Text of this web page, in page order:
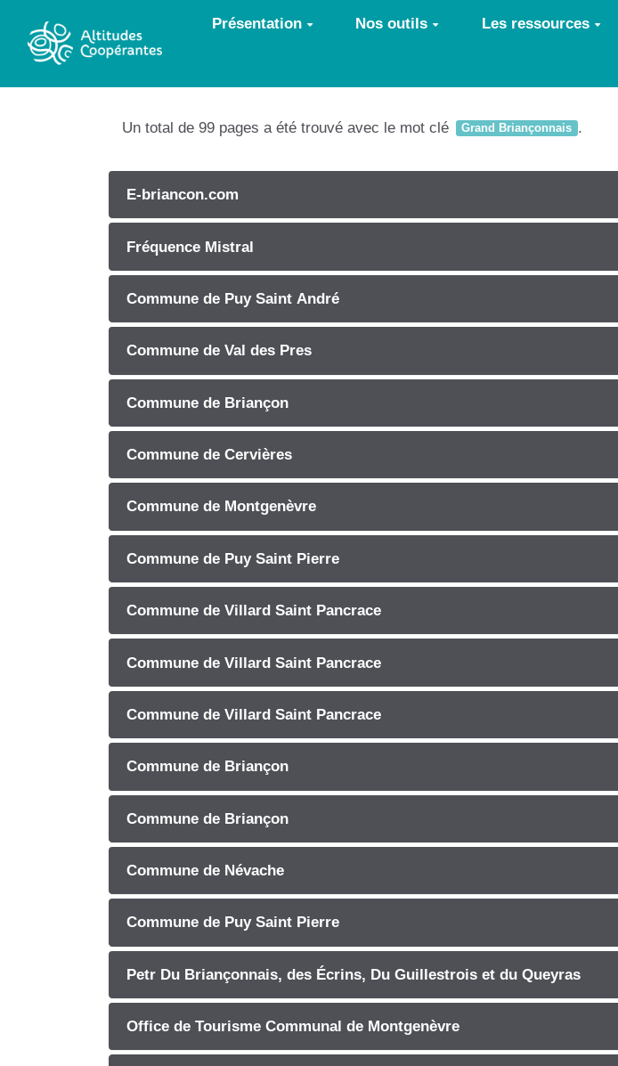
Aller au contenu principal Présentation Nos outils Les ressources
Un total de 99 pages a été trouvé avec le mot clé Grand Briançonnais .
E-briancon.com
Fréquence Mistral
Commune de Puy Saint André
Commune de Val des Pres
Commune de Briançon
Commune de Cervières
Commune de Montgenèvre
Commune de Puy Saint Pierre
Commune de Villard Saint Pancrace
Commune de Villard Saint Pancrace
Commune de Villard Saint Pancrace
Commune de Briançon
Commune de Briançon
Commune de Névache
Commune de Puy Saint Pierre
Petr Du Briançonnais, des Écrins, Du Guillestrois et du Queyras
Office de Tourisme Communal de Montgenèvre